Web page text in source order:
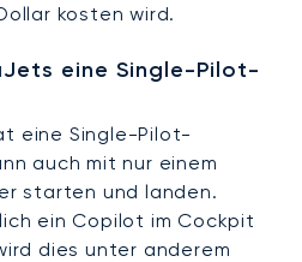
kosten wird.
eine Single-Pilot-
eine Single-Pilot-
auch mit nur einem
starten und landen.
ein Copilot im Cockpit
dies unter anderem